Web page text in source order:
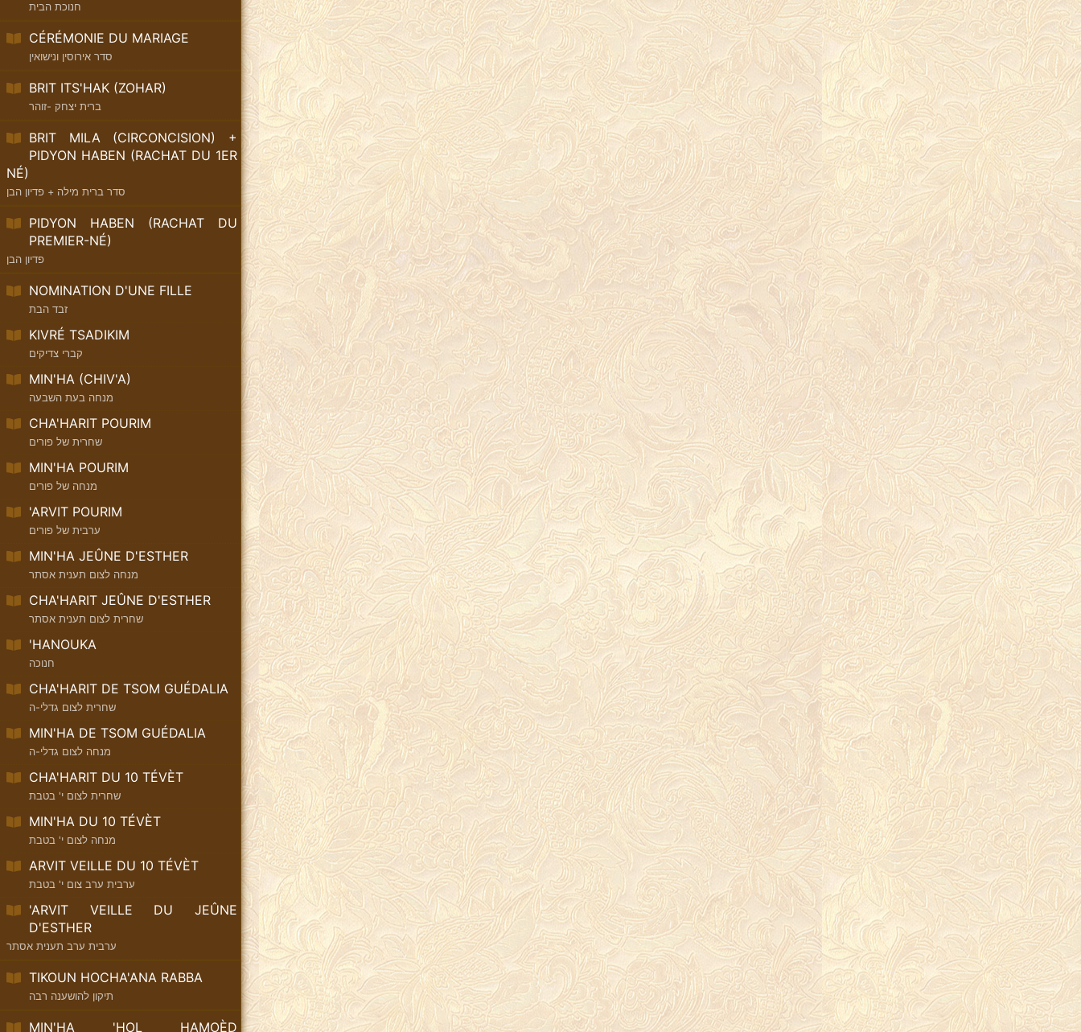
חנוכת הבית
CÉRÉMONIE DU MARIAGE
סדר אירוסין ונישואין
BRIT ITS'HAK (ZOHAR)
ברית יצחק -זוהר
BRIT MILA (CIRCONCISION) +
PIDYON HABEN (RACHAT DU 1ER
NÉ)
סדר ברית מילה + פדיון הבן
PIDYON HABEN (RACHAT DU
PREMIER-NÉ)
פדיון הבן
NOMINATION D'UNE FILLE
זבד הבת
KIVRÉ TSADIKIM
קברי צדיקים
MIN'HA (CHIV'A)
מנחה בעת השבעה
CHA'HARIT POURIM
שחרית של פורים
MIN'HA POURIM
מנחה של פורים
'ARVIT POURIM
ערבית של פורים
MIN'HA JEÛNE D'ESTHER
מנחה לצום תענית אסתר
CHA'HARIT JEÛNE D'ESTHER
שחרית לצום תענית אסתר
'HANOUKA
חנוכה
CHA'HARIT DE TSOM GUÉDALIA
שחרית לצום גדלי-ה
MIN'HA DE TSOM GUÉDALIA
מנחה לצום גדלי-ה
CHA'HARIT DU 10 TÉVÈT
שחרית לצום י' בטבת
MIN'HA DU 10 TÉVÈT
מנחה לצום י' בטבת
ARVIT VEILLE DU 10 TÉVÈT
ערבית ערב צום י' בטבת
'ARVIT VEILLE DU JEÛNE
D'ESTHER
ערבית ערב תענית אסתר
TIKOUN HOCHA'ANA RABBA
תיקון להושענה רבה
MIN'HA 'HOL HAMOÈD